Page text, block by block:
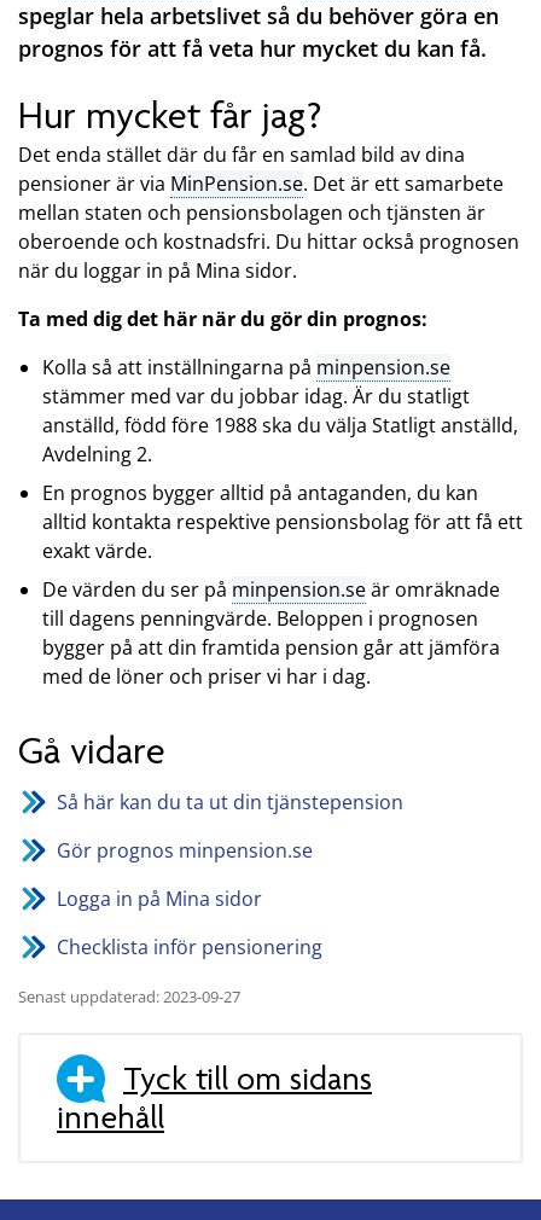
speglar hela arbetslivet så du behöver göra en
prognos för att få veta hur mycket du kan få.
Hur mycket får jag?
Det enda stället där du får en samlad bild av dina
pensioner är via MinPension.se. Det är ett samarbete
mellan staten och pensionsbolagen och tjänsten är
oberoende och kostnadsfri. Du hittar också prognosen
när du loggar in på Mina sidor.
Ta med dig det här när du gör din prognos:
Kolla så att inställningarna på minpension.se
stämmer med var du jobbar idag. Är du statligt
anställd, född före 1988 ska du välja Statligt anställd,
Avdelning 2.
En prognos bygger alltid på antaganden, du kan
alltid kontakta respektive pensionsbolag för att få ett
exakt värde.
De värden du ser på minpension.seär omräknade
till dagens penningvärde. Beloppen i prognosen
bygger på att din framtida pension går att jämföra
med de löner och priser vi har i dag.
Gå vidare
Så här kan du ta ut din tjänstepension
Gör prognos minpension.se
Logga in på Mina sidor
Checklista inför pensionering
Senast uppdaterad: 2023-09-27
Tyck till om sidans
innehåll